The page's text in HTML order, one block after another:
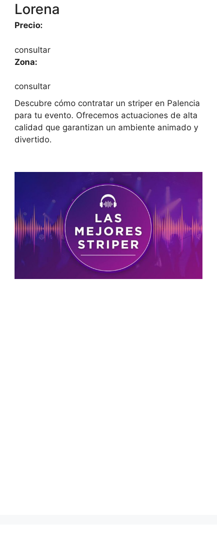
Lorena
Precio:
consultar
Zona:
consultar
Descubre cómo contratar un striper en Palencia
para tu evento. Ofrecemos actuaciones de alta
calidad que garantizan un ambiente animado y
divertido.